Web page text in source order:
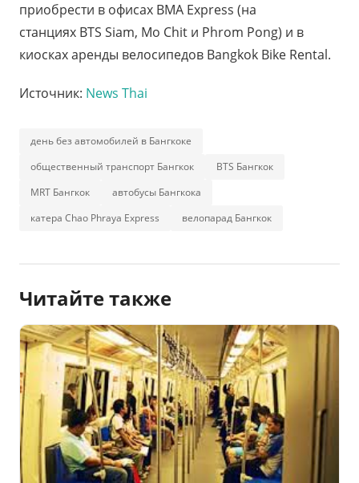
приобрести в офисах BMA Express (на
станциях BTS Siam, Mo Chit и Phrom Pong) и в
киосках аренды велосипедов Bangkok Bike Rental.
Источник: News Thai
день без автомобилей в Бангкоке
общественный транспорт Бангкок
BTS Бангкок
MRT Бангкок
автобусы Бангкока
катера Chao Phraya Express
велопарад Бангкок
Читайте также